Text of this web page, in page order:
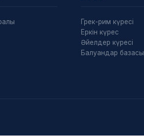
Грек-рим күресі
Еркін күрес
Әйелдер күресі
Балуандар базасы